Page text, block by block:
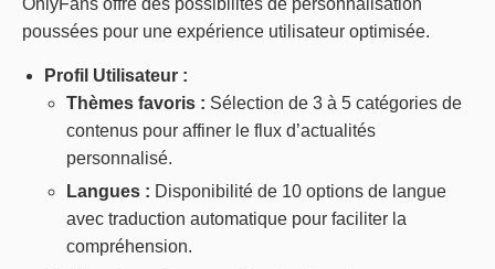
OnlyFans offre des possibilités de personnalisation
poussées pour une expérience utilisateur optimisée.
Profil Utilisateur :
Thèmes favoris : Sélection de 3 à 5 catégories de
contenus pour affiner le flux d’actualités
personnalisé.
Langues : Disponibilité de 10 options de langue
avec traduction automatique pour faciliter la
compréhension.